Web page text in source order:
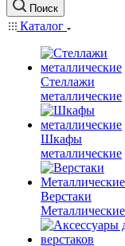
Поиск
Каталог
Стеллажи
металлические
Шкафы
металлические
Верстаки
Металлические